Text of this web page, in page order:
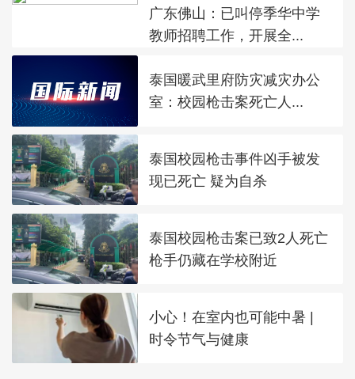
广东佛山：已叫停季华中学
教师招聘工作，开展全...
泰国暖武里府防灾减灾办公
室：校园枪击案死亡人...
泰国校园枪击事件凶手被发
现已死亡 疑为自杀
泰国校园枪击案已致2人死亡
枪手仍藏在学校附近
小心！在室内也可能中暑 |
时令节气与健康